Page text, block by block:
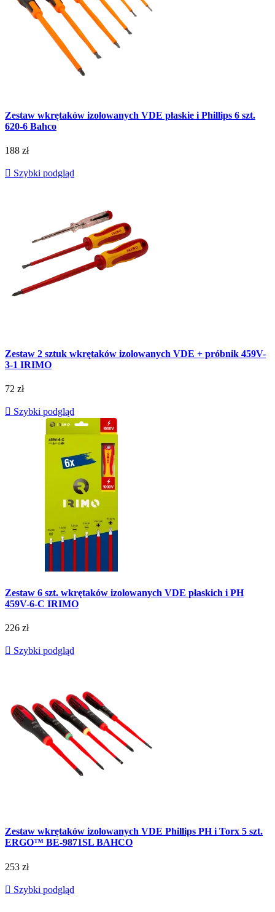
Zestaw wkrętaków izolowanych VDE płaskie i Phillips 6 szt.
620-6 Bahco
188 zł
 Szybki podgląd
Zestaw 2 sztuk wkrętaków izolowanych VDE + próbnik 459V-
3-1 IRIMO
72 zł
 Szybki podgląd
Zestaw 6 szt. wkrętaków izolowanych VDE płaskich i PH
459V-6-C IRIMO
226 zł
 Szybki podgląd
Zestaw wkrętaków izolowanych VDE Phillips PH i Torx 5 szt.
ERGO™ BE-9871SL BAHCO
253 zł
 Szybki podgląd